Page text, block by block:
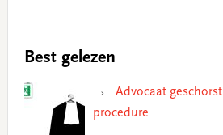
Best gelezen
Advocaat
procedure